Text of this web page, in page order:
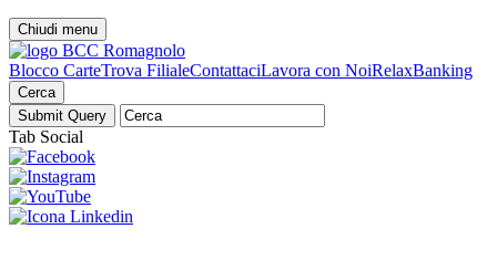
Chiudi menu
Blocco CarteTrova FilialeContattaciLavora con NoiRelaxBanking
Cerca
Tab Social